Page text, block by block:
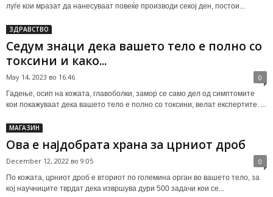
луѓе кои мразат да нанесуваат повеќе производи секој ден, постои...
ЗДРАВСТВО
Седум знаци дека вашето тело е полно со
токсини и како...
May 14, 2023 во 16:46 0
Гадење, осип на кожата, главоболки, замор се само дел од симптомите
кои покажуваат дека вашето тело е полно со токсини, велат експертите. ...
МАГАЗИН
Ова е најдобрата храна за црниот дроб
December 12, 2022 во 9:05 0
По кожата, црниот дроб е вториот по големина орган во вашето тело, за
кој научниците тврдат дека извршува дури 500 задачи кои се...